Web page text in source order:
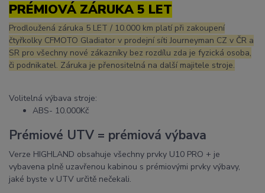
PRÉMIOVÁ ZÁRUKA5 LET
Prodloužená záruka 5 LET / 10.000 km platí při zakoupení
čtyřkolky CFMOTO Gladiator v prodejní síti Journeyman CZ v ČR a
SR pro všechny nové zákazníky bez rozdílu zda je fyzická osoba,
či podnikatel. Záruka je přenositelná na další majitele stroje.
Volitelná výbava stroje:
ABS- 10.000Kč
Prémiové UTV = prémiová výbava
Verze HIGHLAND obsahuje všechny prvky U10 PRO + je
vybavena plně uzavřenou kabinou s prémiovými prvky výbavy,
jaké byste v UTV určitě nečekali.